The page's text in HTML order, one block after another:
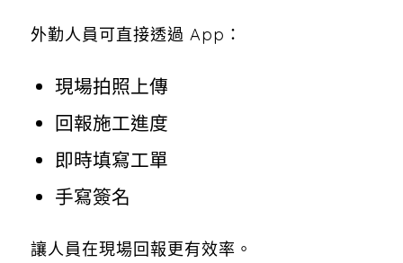
外勤人員可直接透過 App：
現場拍照上傳
回報施工進度
即時填寫工單
手寫簽名
讓人員在現場回報更有效率。